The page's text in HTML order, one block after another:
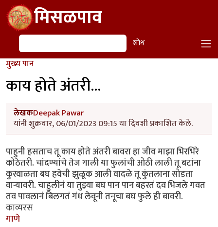
Skip to main contentमिसळपाव
शोध शोध
मुख्य पान
काय होते अंतरी...
लेखकDeepak Pawar
यांनी शुक्रवार, 06/01/2023 09:15 या दिवशी प्रकाशित केले.
पाहुनी हसताच तू काय होते अंतरी बावरा हा जीव माझा भिरभिरे
कोठेतरी. चांदण्यांचे तेज गाली या फुलांची ओठी लाली तू बटांना
कुरवाळता बघ हवेची झुळूक आली वादळे तू कुंतलाना सोडता
वाऱ्यावरी. चाहुलीनं या तुझ्या बघ पान पान बहरतं दव भिजले गवत
तव पावलानं बिलगतं गंध लेवूनी तनूचा बघ फुले ही बावरी.
काव्यरस
गाणे